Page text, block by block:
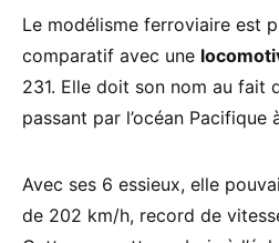
Le modélisme ferroviaire est
comparatif avec une
231. Elle doit son nom au fait
passant par l’océan Pacifique
Avec ses 6 essieux, elle
de 202 km/h, record de